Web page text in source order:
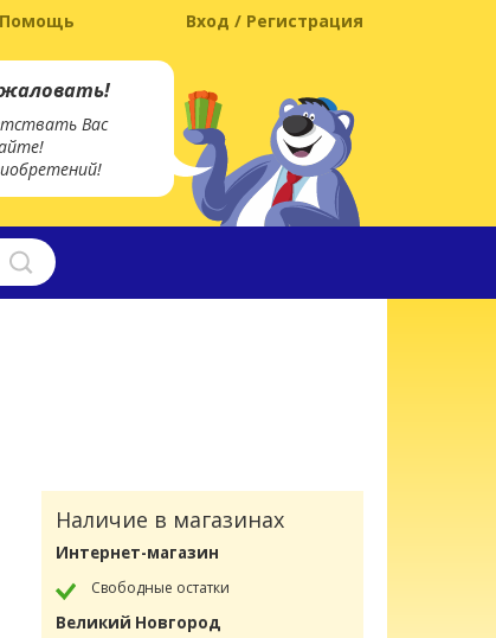
Вас
Наличие в магазинах
Интернет-магазин
Свободные остатки
Великий Новгород
Вход / Регистрация
Помощь